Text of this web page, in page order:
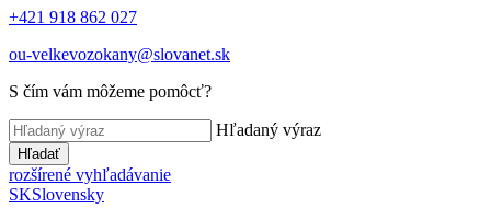
+421 918 862 027
ou-velkevozokany@slovanet.sk
S čím vám môžeme pomôcť?
Hľadaný výraz
Hľadať
rozšírené vyhľadávanie
SKSlovensky